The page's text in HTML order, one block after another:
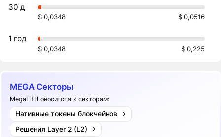
30 д
$ 0,0348 $ 0,0516
1 год
$ 0,0348 $ 0,225
MEGA Секторы
MegaETH оноситстя к секторам:
Нативные токены блокчейнов
Решения Layer 2 (L2)